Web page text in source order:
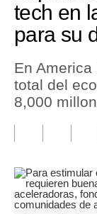
Política
Finanzas
Plus G
Opinión
Editorial
tech en
para su
En
total del
8,000